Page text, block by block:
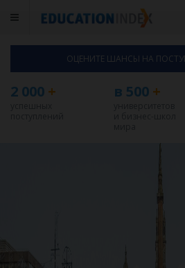
ОЦЕНИТЕ ШАНСЫ НА
2 000 + в 500 +